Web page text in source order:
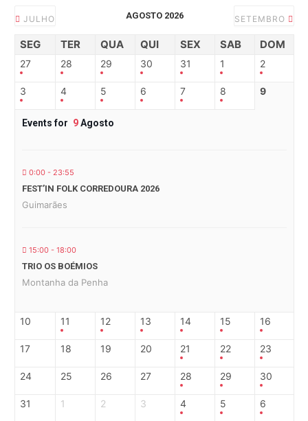
JULHO AGOSTO 2026 SETEMBRO
SEG TER QUA QUI SEX SAB DOM
27 28 29 30 31 1 2
3 4 5 6 7 8 9
Events for 9Agosto
0:00 - 23:55
FEST’IN FOLK CORREDOURA 2026
Guimarães
15:00 - 18:00
TRIO OS BOÉMIOS
Montanha da Penha
10 11 12 13 14 15 16
17 18 19 20 21 22 23
24 25 26 27 28 29 30
31 1 2 3 4 5 6